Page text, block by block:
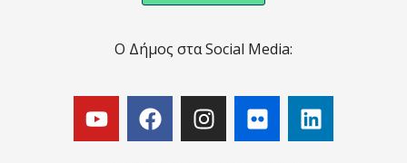
Ο Δήμος στα Social Media: